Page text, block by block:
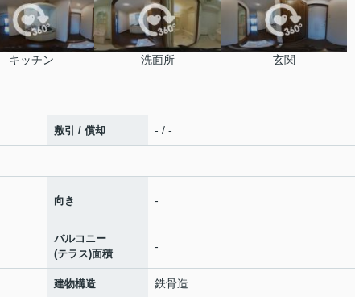
キッチン 洗面所 玄関
敷引 / 償却 - / -
向き -
バルコニー
(テラス)面積
-
建物構造 鉄骨造